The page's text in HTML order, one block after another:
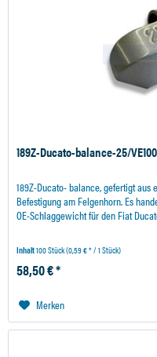
189Z-Ducato-balance-25/VE100
189Z-Ducato- balance, gefertigt
Befestigung am Felgenhorn. Es
OE-Schlaggewicht für den Fiat
Inhalt100 Stück(0,59 € * / 1 Stück)
58,50 € *
Merken